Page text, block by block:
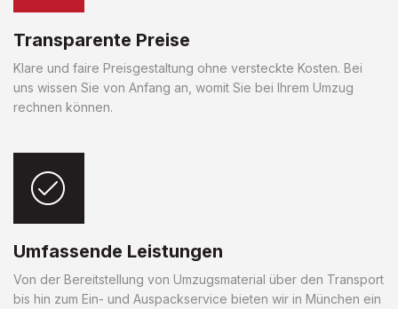
Transparente Preise
Klare und faire Preisgestaltung ohne versteckte Kosten. Bei
uns wissen Sie von Anfang an, womit Sie bei Ihrem Umzug
rechnen können.
Umfassende Leistungen
Von der Bereitstellung von Umzugsmaterial über den Transport
bis hin zum Ein- und Auspackservice bieten wir in München ein